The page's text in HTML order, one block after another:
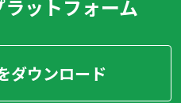
ットフォーム
ダウンロード